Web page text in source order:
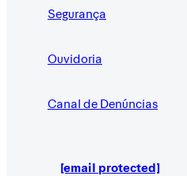
Segurança
Ouvidoria
Canal de Denúncias
[email protected]